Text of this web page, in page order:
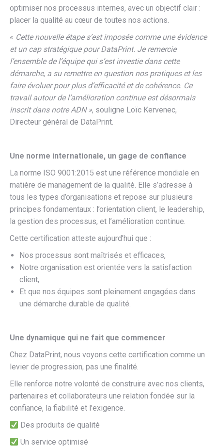
optimiser nos processus internes, avec un objectif clair :
placer la qualité au cœur de toutes nos actions.
« Cette nouvelle étape s’est imposée comme une évidence
et un cap stratégique pour DataPrint. Je remercie
l’ensemble de l’équipe qui s’est investie dans cette
démarche, a su remettre en question nos pratiques et les
faire évoluer pour plus d’efficacité et de cohérence. Ce
travail autour de l’amélioration continue est désormais
inscrit dans notre ADN », souligne Loïc Kervenec,
Directeur général de DataPrint.
Une norme internationale, un gage de confiance
La norme ISO 9001:2015 est une référence mondiale en
matière de management de la qualité. Elle s’adresse à
tous les types d’organisations et repose sur plusieurs
principes fondamentaux : l’orientation client, le leadership,
la gestion des processus, et l’amélioration continue.
Cette certification atteste aujourd’hui que :
Nos processus sont maîtrisés et efficaces,
Notre organisation est orientée vers la satisfaction
client,
Et que nos équipes sont pleinement engagées dans
une démarche durable de qualité.
Une dynamique qui ne fait que commencer
Chez DataPrint, nous voyons cette certification comme un
levier de progression, pas une finalité.
Elle renforce notre volonté de construire avec nos clients,
partenaires et collaborateurs une relation fondée sur la
confiance, la fiabilité et l’exigence.
Des produits de qualité
Un service optimisé